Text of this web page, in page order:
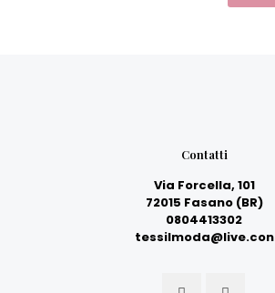
Contatti
Via Forcella, 101
72015 Fasano (BR)
0804413302
tessilmoda@live.con